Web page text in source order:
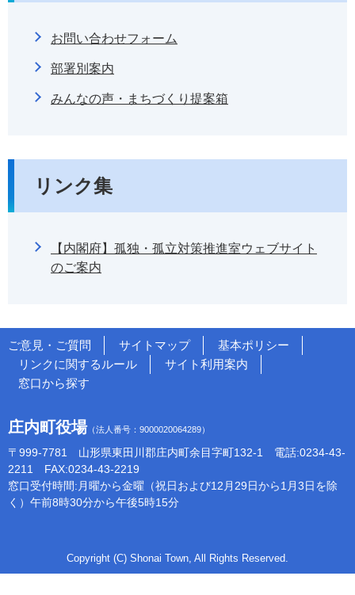
お問い合わせフォーム
部署別案内
みんなの声・まちづくり提案箱
リンク集
【内閣府】孤独・孤立対策推進室ウェブサイト
のご案内
ご意見・ご質問 サイトマップ
基本ポリシー
リンクに関するルール
サイト利用案内
窓口から探す
庄内町役場（法人番号：9000020064289）
〒999-7781 山形県東田川郡庄内町余目字町132-1 電話:0234-43-
2211 FAX:0234-43-2219
窓口受付時間:月曜から金曜（祝日および12月29日から1月3日を除
く）午前8時30分から午後5時15分
Copyright (C) Shonai Town, All Rights Reserved.